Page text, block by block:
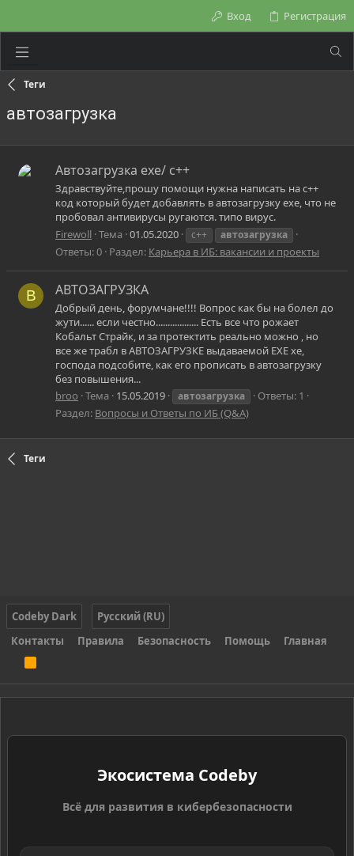
Вход Регистрация
Теги
автозагрузка
Автозагрузка exe/ c++
Здравствуйте,прошу помощи нужна написать на c++
код который будет добавлять в автозагрузку exe, что не
пробовал антивирусы ругаются. типо вирус.
Firewoll Тема 01.05.2020 c++ автозагрузка
Ответы: 0 Раздел: Карьера в ИБ: вакансии и проекты
B АВТОЗАГРУЗКА
Добрый день, форумчане!!!! Вопрос как бы на болел до
жути...... если честно.................. Есть все что рожает
Кобальт Страйк, и за протектить реально можно , но
все же трабл в АВТОЗАГРУЗКЕ выдаваемой EXE хе,
господа подсобите, как его прописать в автозагрузку
без повышения...
broo Тема 15.05.2019 автозагрузка
Ответы: 1
Раздел: Вопросы и Ответы по ИБ (Q&A)
Теги
Codeby Dark
Русский (RU)
Контакты
Правила Безопасность Помощь Главная
S
Экосистема Codeby
Всё для развития в кибербезопасности